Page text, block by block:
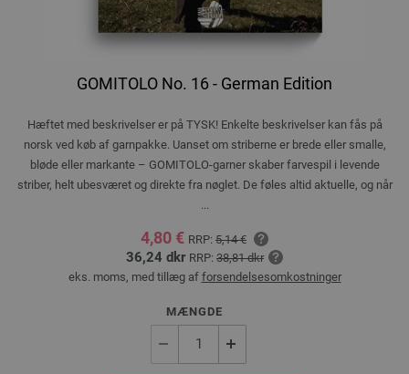
GOMITOLO No. 16 - German Edition
Hæftet med beskrivelser er på TYSK! Enkelte beskrivelser kan fås på
norsk ved køb af garnpakke. Uanset om striberne er brede eller smalle,
bløde eller markante – GOMITOLO-garner skaber farvespil i levende
striber, helt ubesværet og direkte fra nøglet. De føles altid aktuelle, og når
...
4,80 € RRP: 5,14 €
36,24 dkr RRP: 38,81 dkr
eks. moms, med tillæg af forsendelsesomkostninger
MÆNGDE